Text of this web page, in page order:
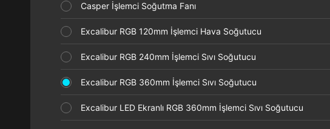
Casper İşlemci Soğutma Fanı
Excalibur RGB 120mm İşlemci Hava Soğutucu
Excalibur RGB 240mm İşlemci Sıvı Soğutucu
Excalibur RGB 360mm İşlemci Sıvı Soğutucu
Excalibur LED Ekranlı RGB 360mm İşlemci Sıvı Soğutucu